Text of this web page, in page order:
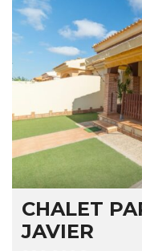
CHALET
JAVIER